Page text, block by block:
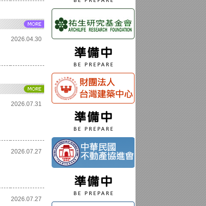
2026.04.30
2026.07.31
2026.07.27
2026.07.27